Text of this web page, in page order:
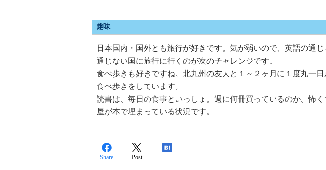
趣味
日本国内・国外とも旅行が好きです。気が弱いので、英語の通
通じない国に旅行に行くのが次のチャレンジです。
食べ歩きも好きですね。北九州の友人と１～２ヶ月に１度丸一
食べ歩きをしています。
読書は、毎日の食事といっしょ。週に何冊買っているのか、怖
屋が本で埋まっている状況です。
Share Post -